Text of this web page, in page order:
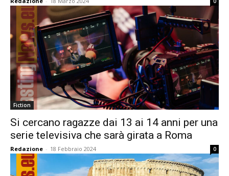
Fiction
Si cercano ragazze dai 13 ai 14 anni per una
serie televisiva che sarà girata a Roma
Redazione - 18 Febbraio 2024 0